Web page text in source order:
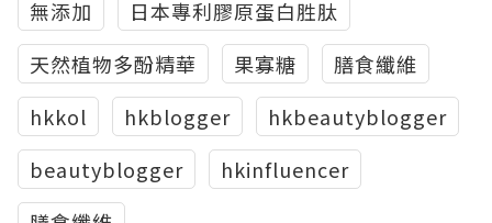
無添加
日本專利膠原蛋白胜肽
天然植物多酚精華
果寡糖
膳食纖維
hkkol
hkblogger
hkbeautyblogger
beautyblogger
hkinfluencer